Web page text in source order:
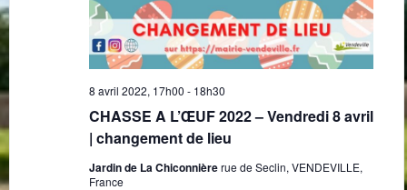
CHASSE A L’ŒUF 2022 – Vendredi 8 avril
| changement de lieu
8 avril 2022, 17h00 - 18h30
Jardin de La Chiconnièrerue de Seclin, VENDEVILLE,
France